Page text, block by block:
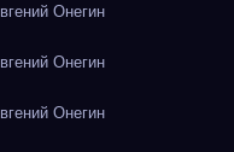
Онегин
Онегин
Онегин